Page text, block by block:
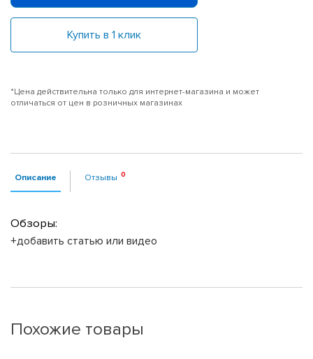
Купить в 1 клик
*Цена действительна только для интернет-магазина и может
отличаться от цен в розничных магазинах
Описание Отзывы
Обзоры:
+добавить статью или видео
Похожие товары